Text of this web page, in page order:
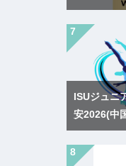
ISUジュニ
安2026(中